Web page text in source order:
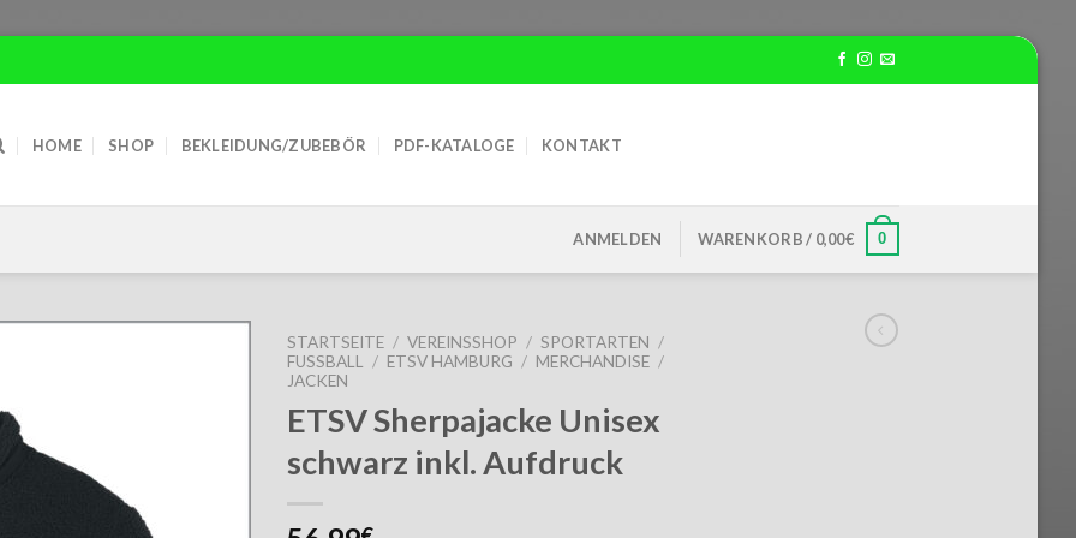
HOME SHOP BEKLEIDUNG/ZUBEBÖR PDF-KATALOGE KONTAKT
ANMELDEN WARENKORB / 0,00€ 0
STARTSEITE / VEREINSSHOP / SPORTARTEN /
FUSSBALL
/ ETSV HAMBURG / MERCHANDISE /
JACKEN
ETSV Sherpajacke Unisex
schwarz inkl. Aufdruck